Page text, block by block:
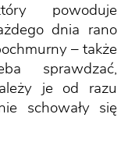
powoduje
dnia rano
– także
sprawdzać,
je od razu
schowały się